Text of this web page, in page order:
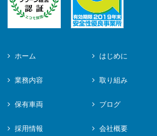
ホーム はじめに
業務内容 取り組み
保有車両 ブログ
採用情報 会社概要